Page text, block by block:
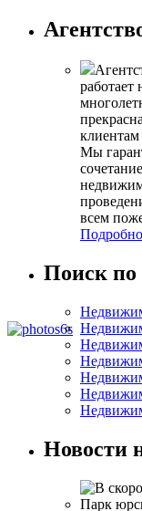
работает
клиентам
Мы
всем
Поиск по
Новости